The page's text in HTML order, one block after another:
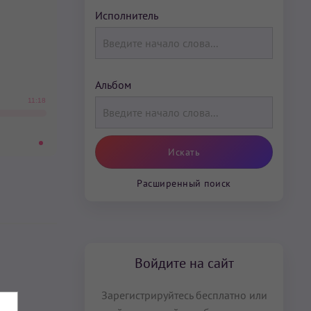
11:18
Исполнитель
Альбом
Расширенный поиск
Войдите на сайт
Зарегистрируйтесь бесплатно или